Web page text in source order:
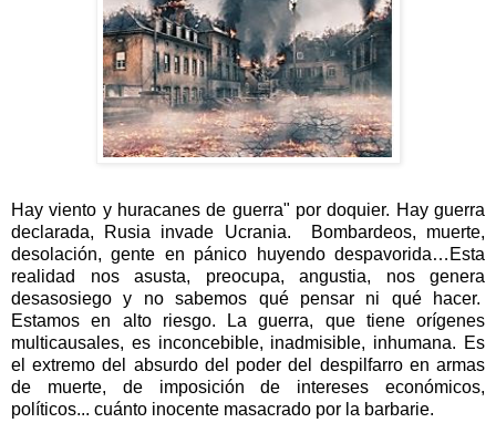
Hay viento y huracanes de guerra" por doquier. Hay guerra
declarada, Rusia invade Ucrania.
Bombardeos, muerte,
desolación, gente en pánico huyendo despavorida…Esta
realidad nos asusta, preocupa, angustia, nos genera
desasosiego y no sabemos qué pensar ni qué hacer.
Estamos en alto riesgo. La guerra, que tiene orígenes
multicausales, es inconcebible, inadmisible, inhumana. Es
el extremo del absurdo del poder del despilfarro en armas
de muerte, de imposición de intereses económicos,
políticos... cuánto inocente masacrado por la barbarie.